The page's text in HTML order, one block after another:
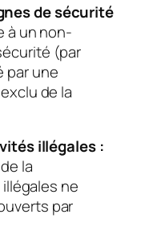
de sécurité
à un non-
(par
par une
de la
illégales :
la
ne
par